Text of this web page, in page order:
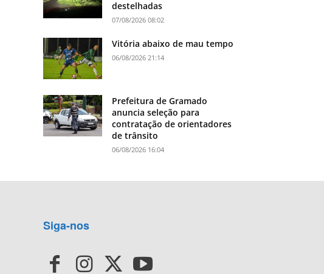
destelhadas
07/08/2026 08:02
Vitória abaixo de mau tempo
06/08/2026 21:14
Prefeitura de Gramado
anuncia seleção para
contratação de orientadores
de trânsito
06/08/2026 16:04
Siga-nos